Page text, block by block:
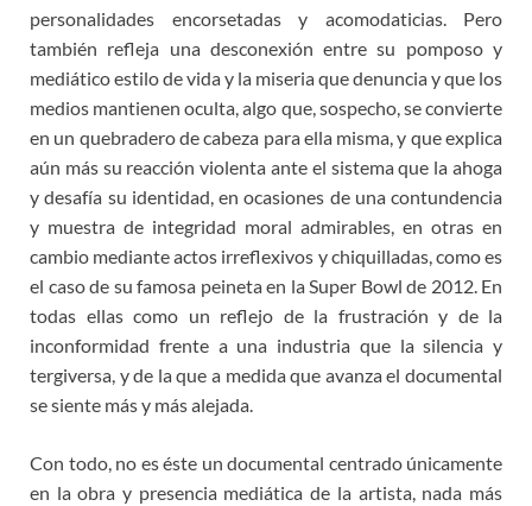
personalidades encorsetadas y acomodaticias. Pero
también refleja una desconexión entre su pomposo y
mediático estilo de vida y la miseria que denuncia y que los
medios mantienen oculta, algo que, sospecho, se convierte
en un quebradero de cabeza para ella misma, y que explica
aún más su reacción violenta ante el sistema que la ahoga
y desafía su identidad, en ocasiones de una contundencia
y muestra de integridad moral admirables, en otras en
cambio mediante actos irreflexivos y chiquilladas, como es
el caso de su famosa peineta en la Super Bowl de 2012. En
todas ellas como un reflejo de la frustración y de la
inconformidad frente a una industria que la silencia y
tergiversa, y de la que a medida que avanza el documental
se siente más y más alejada.
Con todo, no es éste un documental centrado únicamente
en la obra y presencia mediática de la artista, nada más